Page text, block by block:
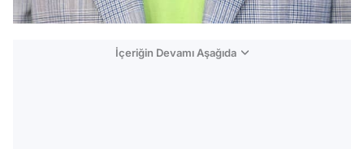
İçeriğin Devamı Aşağıda